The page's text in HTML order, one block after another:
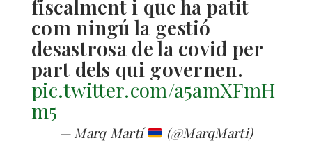
fiscalment i que ha patit
com ningú la gestió
desastrosa de la covid per
part dels qui governen.
pic.twitter.com/a5amXFmH
m5
— Marq Martí
(@MarqMarti)